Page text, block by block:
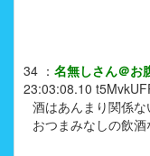
34 ： 名無しさん＠お
23:03:08.10
酒はあんまり関係な
おつまみなしの飲酒